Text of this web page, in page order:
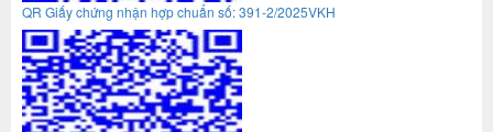
QR Giấy chứng nhận hợp chuẩn số: 391-2/2025VKH